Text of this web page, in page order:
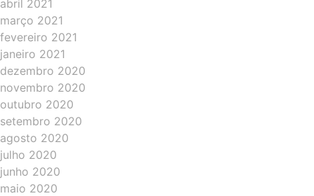
abril 2021
março 2021
fevereiro 2021
janeiro 2021
dezembro 2020
novembro 2020
outubro 2020
setembro 2020
agosto 2020
julho 2020
junho 2020
maio 2020